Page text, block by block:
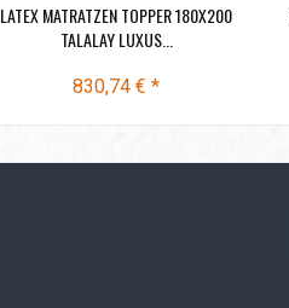
LATEX MATRATZEN TOPPER 180X200
TALALAY LUXUS...
830,74 € *